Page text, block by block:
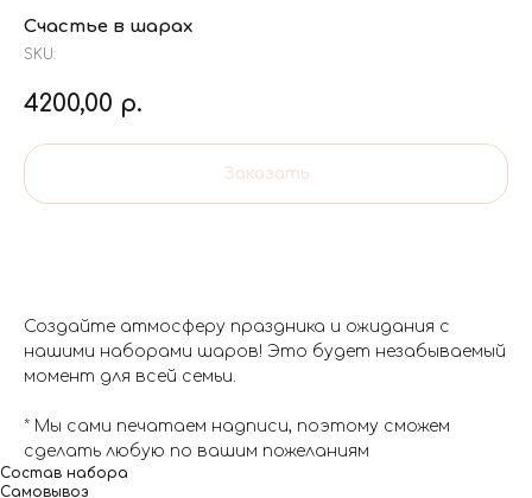
Счастье в шарах
SKU:
4200,00 р.
Заказать
Создайте атмосферу праздника и ожидания с
нашими наборами шаров! Это будет незабываемый
момент для всей семьи.
* Мы сами печатаем надписи, поэтому сможем
сделать любую по вашим пожеланиям
Состав набора
Самовывоз